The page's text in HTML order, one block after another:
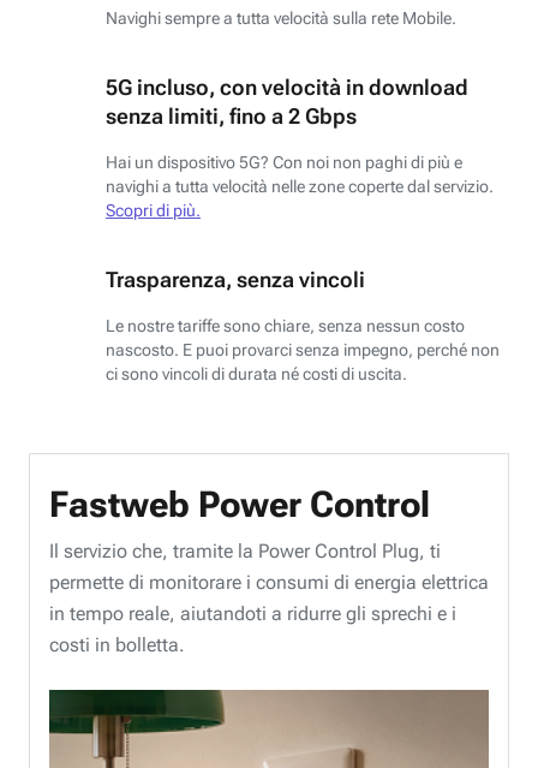
Navighi sempre a tutta velocità sulla rete Mobile.
5G incluso, con velocità in download
senza limiti, fino a 2 Gbps
Hai un dispositivo 5G? Con noi non paghi di più e
navighi a tutta velocità nelle zone coperte dal servizio.
Scopri di più.
Trasparenza, senza vincoli
Le nostre tariffe sono chiare, senza nessun costo
nascosto. E puoi provarci senza impegno, perché non
ci sono vincoli di durata né costi di uscita.
Fastweb Power Control
Il servizio che, tramite la Power Control Plug, ti
permette di monitorare i consumi di energia elettrica
in tempo reale, aiutandoti a ridurre gli sprechi e i
costi in bolletta.